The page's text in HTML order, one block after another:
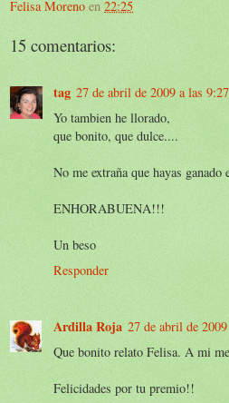
Felisa Moreno en 22:25
15 comentarios:
tag 27 de abril de 2009 a las 9:27
Yo tambien he llorado,
que bonito, que dulce....
No me extraña que hayas
ENHORABUENA!!!
Un beso
Responder
Ardilla Roja 27 de abril de
Que bonito relato Felisa. A mi
Felicidades por tu premio!!